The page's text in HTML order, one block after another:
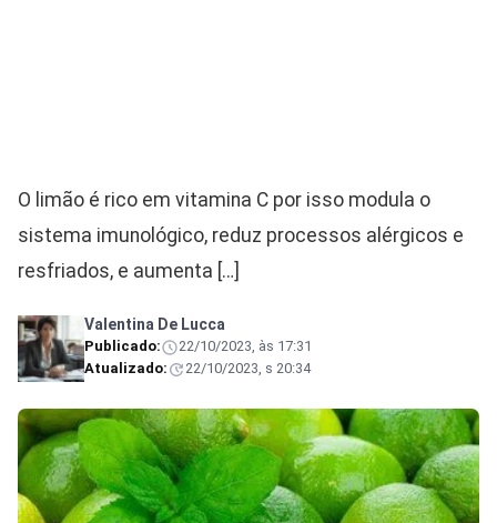
O limão é rico em vitamina C por isso modula o
sistema imunológico, reduz processos alérgicos e
resfriados, e aumenta […]
Valentina De Lucca
Publicado:
22/10/2023, às 17:31
Atualizado:
22/10/2023, s 20:34